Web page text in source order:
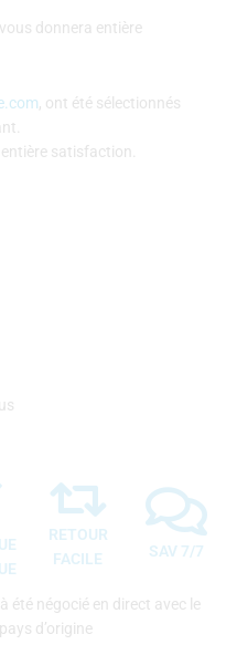
donnera entière
, ont été sélectionnés
satisfaction.
RETOUR
FACILE
SAV 7/7
été négocié en direct avec le
d’origine